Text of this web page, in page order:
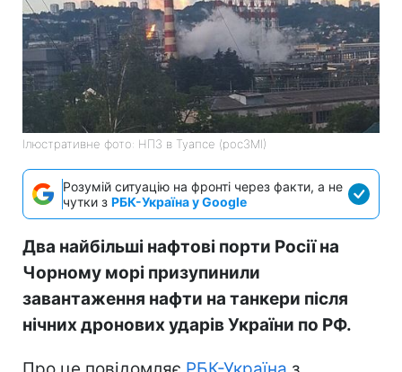
Ілюстративне фото: НПЗ в Туапсе (росЗМІ)
Розумій ситуацію на фронті через факти, а не
чутки з РБК-Україна у Google
Два найбільші нафтові порти Росії на
Чорному морі призупинили
завантаження нафти на танкери після
нічних дронових ударів України по РФ.